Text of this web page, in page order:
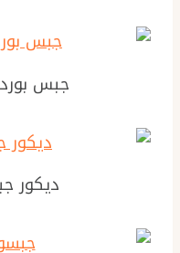
جبس
ديكور